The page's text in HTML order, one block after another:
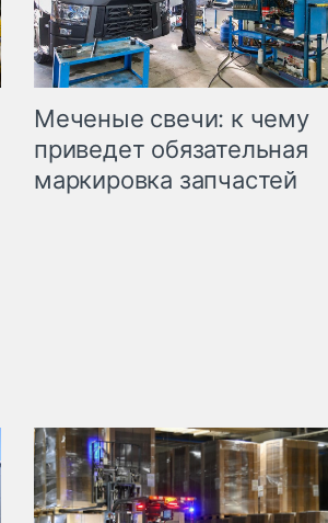
Меченые свечи: к чему
приведет обязательная
маркировка запчастей